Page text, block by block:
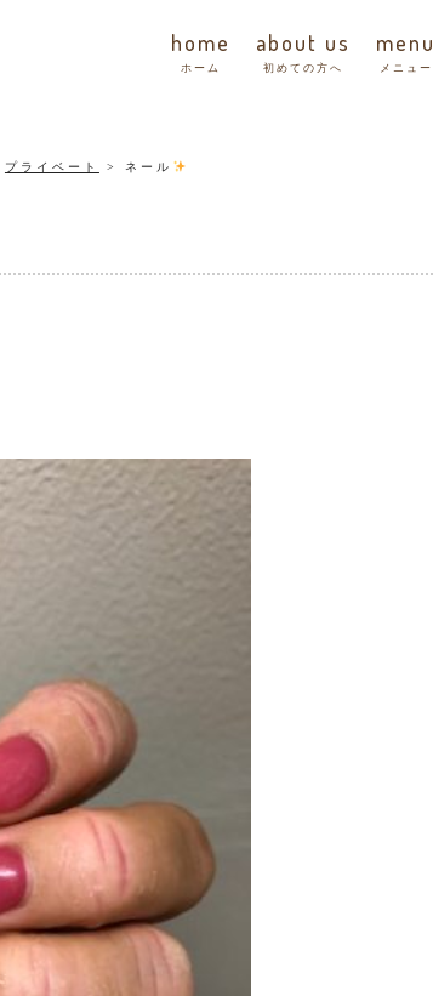
home
ホーム
about us
初めての方へ
menu
メニュー
プライベート ネール